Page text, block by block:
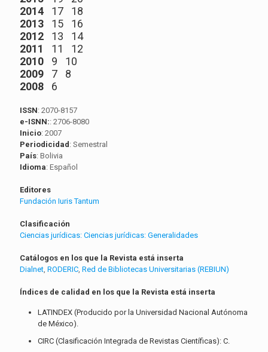
2014
17
18
2013
15
16
2012
13
14
2011
11
12
2010
9
10
2009
7
8
2008
6
ISSN: 2070-8157
e-ISNN:: 2706-8080
Inicio: 2007
Periodicidad : Semestral
País: Bolivia
Idioma: Español
Editores
Fundación Iuris Tantum
Clasificación
Ciencias jurídicas: Ciencias jurídicas: Generalidades
Catálogos en los que la Revista está inserta
Dialnet RODERIC Red de Bibliotecas Universitarias (REBIUN)
Índices de calidad en los que la Revista está inserta
LATINDEX (Producido por la Universidad Nacional Autónoma
de México).
CIRC (Clasificación Integrada de Revistas Científicas): C.